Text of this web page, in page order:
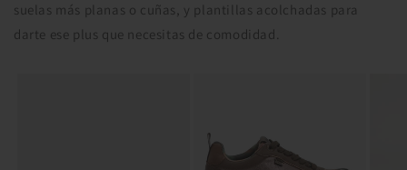
suelas más planas o cuñas, y plantillas acolchadas para
darte ese plus que necesitas de comodidad.